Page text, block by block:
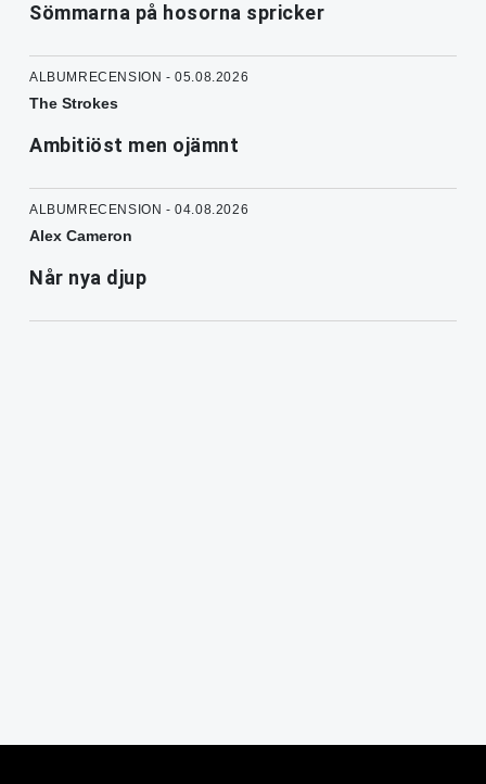
Sömmarna på hosorna spricker
ALBUMRECENSION - 05.08.2026
The Strokes
Ambitiöst men ojämnt
ALBUMRECENSION - 04.08.2026
Alex Cameron
Når nya djup